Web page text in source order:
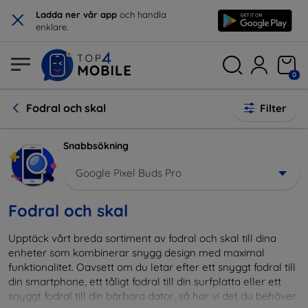
× Ladda ner vår app och handla
enklare.
0
Fodral och skal Filter
Snabbsökning
Google Pixel Buds Pro
Fodral och skal
Upptäck vårt breda sortiment av fodral och skal till dina
enheter som kombinerar snygg design med maximal
funktionalitet. Oavsett om du letar efter ett snyggt fodral till
din smartphone, ett tåligt fodral till din surfplatta eller ett
snyggt fodral till din bärbara dator, så har vi det du behöver.